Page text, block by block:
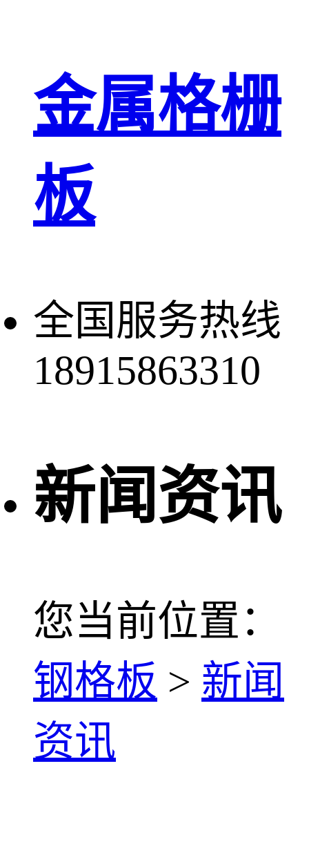
金属格栅
板
全国服务热线
18915863310
新闻资讯
您当前位置：
钢格板 > 新闻
资讯